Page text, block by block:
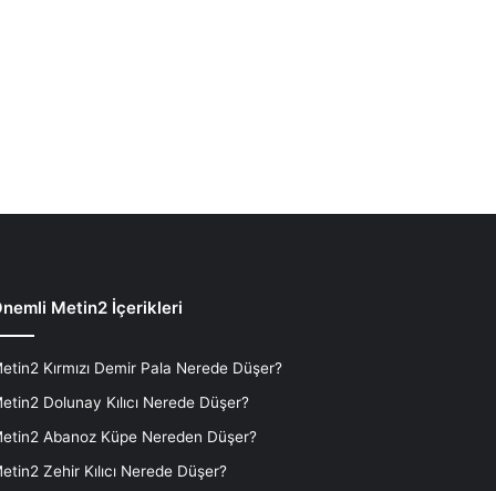
Metin2 İçerikleri
Kırmızı Demir Pala Nerede Düşer?
Dolunay Kılıcı Nerede Düşer?
Abanoz Küpe Nereden Düşer?
Zehir Kılıcı Nerede Düşer?